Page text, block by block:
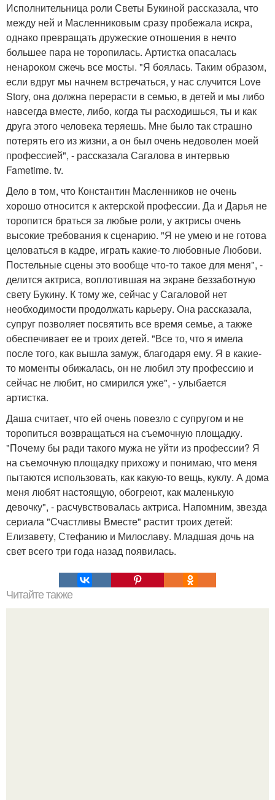
Исполнительница роли Светы Букиной рассказала, что
между ней и Масленниковым сразу пробежала искра,
однако превращать дружеские отношения в нечто
большее пара не торопилась. Артистка опасалась
ненароком сжечь все мосты. "Я боялась. Таким образом,
если вдруг мы начнем встречаться, у нас случится Love
Story, она должна перерасти в семью, в детей и мы либо
навсегда вместе, либо, когда ты расходишься, ты и как
друга этого человека теряешь. Мне было так страшно
потерять его из жизни, а он был очень недоволен моей
профессией", - рассказала Сагалова в интервью
Fametime. tv.
Дело в том, что Константин Масленников не очень
хорошо относится к актерской профессии. Да и Дарья не
торопится браться за любые роли, у актрисы очень
высокие требования к сценарию. "Я не умею и не готова
целоваться в кадре, играть какие-то любовные Любови.
Постельные сцены это вообще что-то такое для меня", -
делится актриса, воплотившая на экране беззаботную
свету Букину. К тому же, сейчас у Сагаловой нет
необходимости продолжать карьеру. Она рассказала,
супруг позволяет посвятить все время семье, а также
обеспечивает ее и троих детей. "Все то, что я имела
после того, как вышла замуж, благодаря ему. Я в какие-
то моменты обижалась, он не любил эту профессию и
сейчас не любит, но смирился уже", - улыбается
артистка.
Даша считает, что ей очень повезло с супругом и не
торопиться возвращаться на съемочную площадку.
"Почему бы ради такого мужа не уйти из профессии? Я
на съемочную площадку прихожу и понимаю, что меня
пытаются использовать, как какую-то вещь, куклу. А дома
меня любят настоящую, обогреют, как маленькую
девочку", - расчувствовалась актриса. Напомним, звезда
сериала "Счастливы Вместе" растит троих детей:
Елизавету, Стефанию и Милославу. Младшая дочь на
свет всего три года назад появилась.
Читайте также